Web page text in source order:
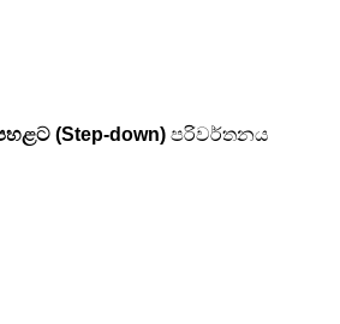
(Step-down) පරිවර්තනය